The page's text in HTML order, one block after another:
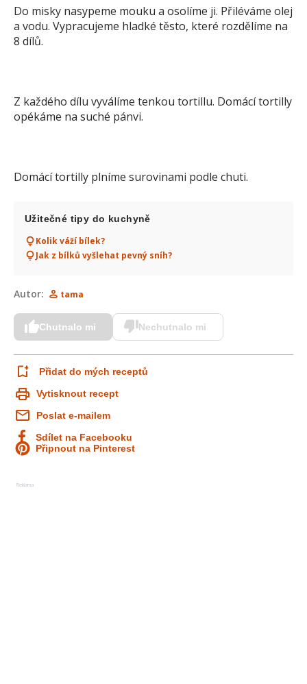
Do misky nasypeme mouku a osolíme ji. Přiléváme olej
a vodu. Vypracujeme hladké těsto, které rozdělíme na
8 dílů.
Z každého dílu vyválíme tenkou tortillu. Domácí tortilly
opékáme na suché pánvi.
Domácí tortilly plníme surovinami podle chuti.
Užitečné tipy do kuchyně
Kolik váží bílek?
Jak z bílků vyšlehat pevný sníh?
Autor: tama
Chutnalo mi Nechutnalo mi
Přidat do mých receptů
Vytisknout recept
Poslat e-mailem
Sdílet na Facebooku
Připnout na Pinterest
Reklama